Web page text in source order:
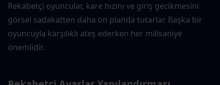
Rekabetçi oyuncular, kare hızını ve giriş gecikmesini
görsel sadakatten daha ön planda tutarlar. Başka bir
oyuncuyla karşılıklı ateş ederken her milisaniye
önemlidir.